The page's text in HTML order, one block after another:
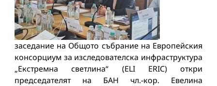
заседание на Общото събрание на Европейския
консорциум за изследователска инфраструктура
„Екстремна светлина“ (ЕLI ERIC) откри
председателят на БАН чл.-кор. Евелина